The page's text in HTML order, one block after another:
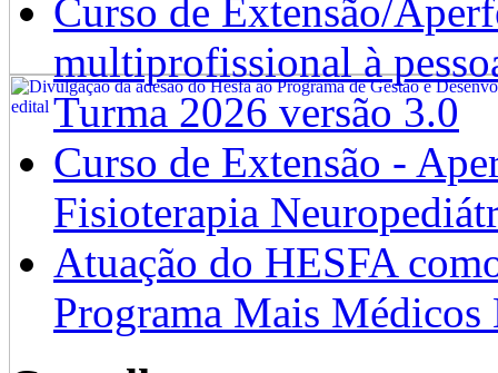
Curso de Extensão/
multiprofissional à
Turma 2026 versão 3.0
Curso de Extensão -
Fisioterapia
Atuação do HESFA
Programa Mais